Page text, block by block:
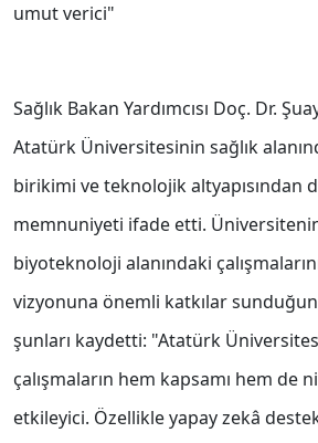
umut verici"
Sağlık Bakan Yardımcısı Doç. Dr.
Atatürk Üniversitesinin sağlık
birikimi ve teknolojik altyapısından
memnuniyeti ifade etti.
biyoteknoloji alanındaki
vizyonuna önemli katkılar
şunları kaydetti: "Atatürk
çalışmaların hem kapsamı hem de
etkileyici. Özellikle yapay zekâ